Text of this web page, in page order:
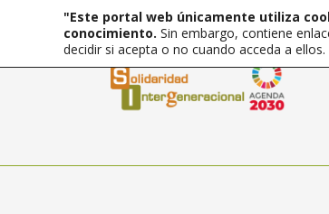
"Este portal web únicamente utiliza
conocimiento. Sin embargo, contiene
decidir si acepta o no cuando acceda a ellos.